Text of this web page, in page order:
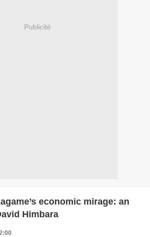
Publicité
economic mirage: an
Himbara